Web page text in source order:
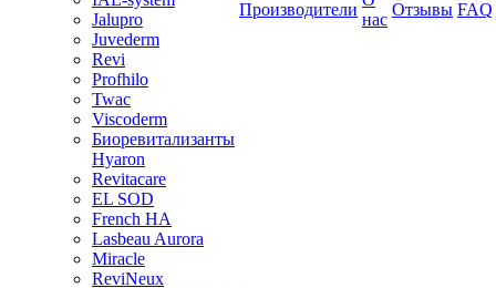
Jalupro
Juvederm
Revi
Profhilo
Twac
Viscoderm
Биоревитализанты
Hyaron
Revitacare
EL SOD
French HA
Lasbeau Aurora
Miracle
ReviNeux
Производители
нас
Отзывы FAQ